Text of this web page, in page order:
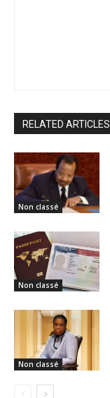
RELATED ARTICLES
Non classé
Non classé
Non classé